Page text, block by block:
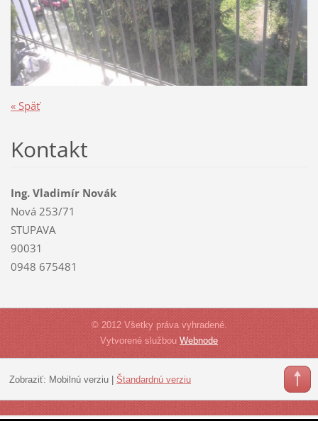
« Späť
Kontakt
Ing. Vladimír Novák
Nová 253/71
STUPAVA
90031
0948 675481
© 2012 Všetky práva vyhradené.
Vytvorené službou Webnode
Zobraziť: Mobilnú verziu| Štandardnú verziu